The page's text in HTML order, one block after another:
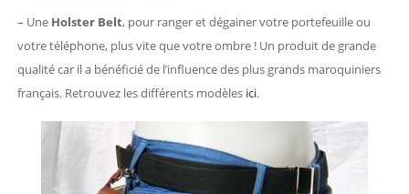
– Une Holster Belt, pour ranger et dégainer votre portefeuille ou
votre téléphone, plus vite que votre ombre ! Un produit de grande
qualité car il a bénéficié de l’influence des plus grands maroquiniers
français. Retrouvez les différents modèles ici.